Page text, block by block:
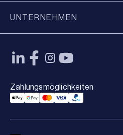
UNTERNEHMEN
Zahlungsmöglichkeiten
Applepay Payment
Googlepay Payment
Mastercard Payment
Visa Payment
Paypal Payment